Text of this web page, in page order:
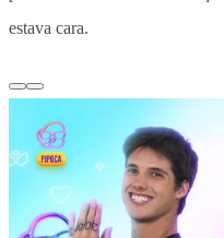
estava cara.